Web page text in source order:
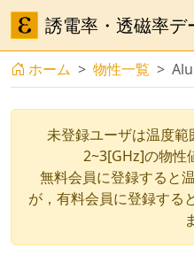
誘電率・透磁率デ
ホーム 物性一覧
未登録ユーザは温度
2~3[GHz]の物性
無料会員に登録すると
が，有料会員に登録する